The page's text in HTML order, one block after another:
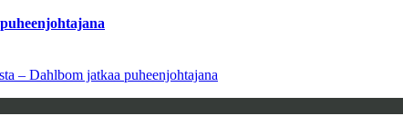
– Dahlbom jatkaa puheenjohtajana